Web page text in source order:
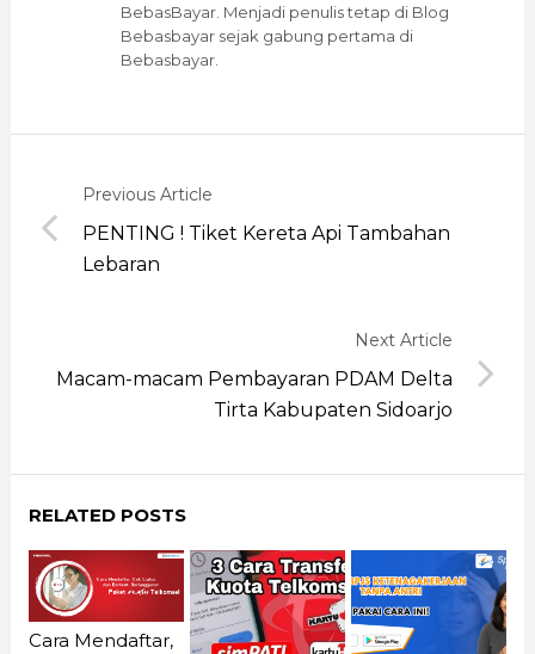
BebasBayar. Menjadi penulis tetap di Blog
Bebasbayar sejak gabung pertama di
Bebasbayar.
Previous Article
PENTING ! Tiket Kereta Api Tambahan
Lebaran
Next Article
Macam-macam Pembayaran PDAM Delta
Tirta Kabupaten Sidoarjo
RELATED POSTS
Cara Mendaftar,